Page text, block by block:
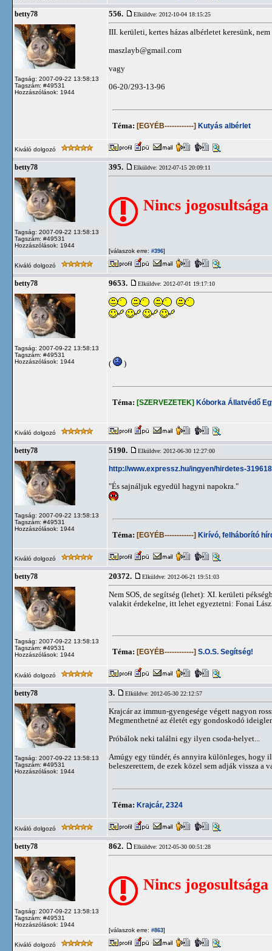
betty78
Tagság: 2007-09-22 13:58:13
Tagszám: #49531
Hozzászólások: 1944
556. Elküldve: 2012-10-04 18:15:25
III. kerületi, kertes házas albérletet keresünk,
maszlayb@gmail.com
vagy
06-20/293-13-96
Téma: [EGYÉB------------] Kutyás albérlet
Kiváló dolgozó
betty78
Tagság: 2007-09-22 13:58:13
Tagszám: #49531
Hozzászólások: 1944
395. Elküldve: 2012-07-15 20:09:11
Nincs
[válaszok erre: #396]
Kiváló dolgozó
betty78
Tagság: 2007-09-22 13:58:13
Tagszám: #49531
Hozzászólások: 1944
9653. Elküldve: 2012-07-01 19:17:10
( )
Téma: [SZERVEZETEK] Kóborka Állatvédő
Kiváló dolgozó
betty78
Tagság: 2007-09-22 13:58:13
Tagszám: #49531
Hozzászólások: 1944
5190. Elküldve: 2012-06-30 12:27:00
http://www.expressz.hu/ingyen/hirdetes-
"És sajnáljuk egyedül hagyni napokra."
Téma: [EGYÉB------------] Kirívó, felháborító
Kiváló dolgozó
betty78
Tagság: 2007-09-22 13:58:13
Tagszám: #49531
Hozzászólások: 1944
20372. Elküldve: 2012-06-21 19:51:03
Nem SOS, de segítség (lehet): XI. kerületi
valakit érdekelne, itt lehet egyeztetni: Fonai
Téma: [EGYÉB------------] S.O.S. Segítség!
Kiváló dolgozó
betty78
Tagság: 2007-09-22 13:58:13
Tagszám: #49531
Hozzászólások: 1944
3. Elküldve: 2012-05-30 22:12:57
Krajcár az immun-gyengesége végett nagyon
Megmenthetné az életét egy gondoskodó
Próbálok neki találni egy ilyen csoda-helyet...
Amúgy egy tündér, és annyira különleges, hogy
beleszerettem, de ezek közel sem adják vissza a
Téma: Krajcár, 2324
Kiváló dolgozó
betty78
Tagság: 2007-09-22 13:58:13
Tagszám: #49531
Hozzászólások: 1944
862. Elküldve: 2012-05-30 00:51:28
Nincs
[válaszok erre: #863]
Kiváló dolgozó